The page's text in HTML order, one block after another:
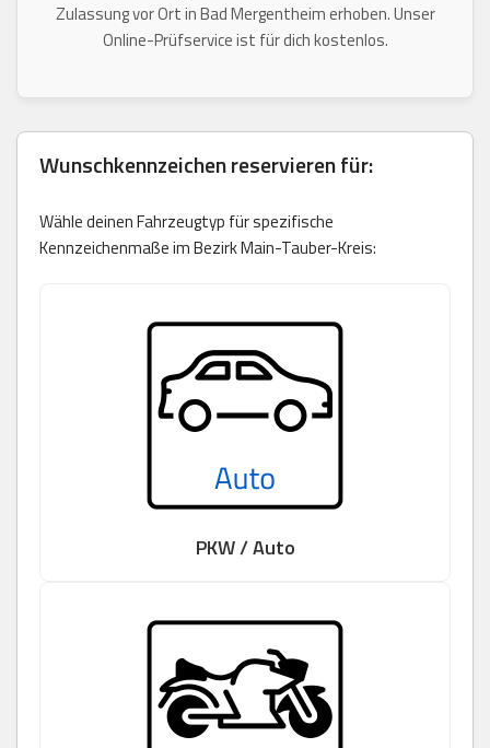
Zulassung vor Ort in Bad Mergentheim erhoben. Unser
Online-Prüfservice ist für dich kostenlos.
Wunschkennzeichen reservieren für:
Wähle deinen Fahrzeugtyp für spezifische
Kennzeichenmaße im Bezirk Main-Tauber-Kreis:
PKW / Auto